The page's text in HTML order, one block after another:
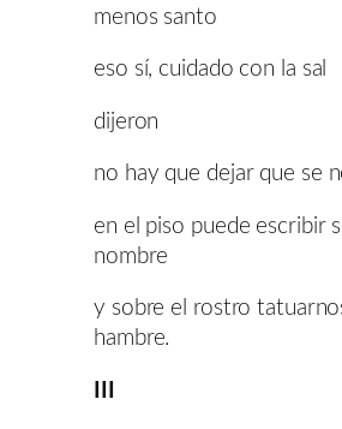
menos santo
eso sí, cuidado con la sal
dijeron
no hay que dejar que se
en el piso puede escribir
nombre
y sobre el rostro
hambre.